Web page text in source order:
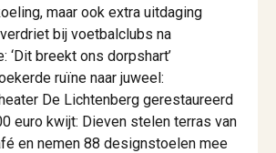
maar ook extra uitdaging
bij voetbalclubs na
‘Dit breekt ons dorpshart’
ruïne naar juweel:
De Lichtenberg gerestaureerd
euro kwijt: Dieven stelen terras van
en nemen 88 designstoelen mee